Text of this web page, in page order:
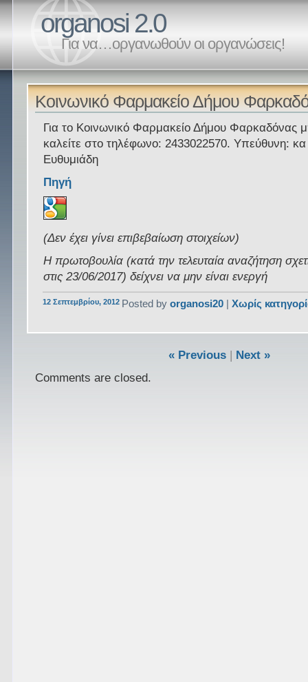
organosi 2.0
Για να…οργανωθούν οι οργανώσεις!
Κοινωνικό Φαρμακείο Δήμου
Για το Κοινωνικό Φαρμακείο Δήμου Φαρκαδόνας
καλείτε στο τηλέφωνο: 2433022570. Υπεύθυνη:
Ευθυμιάδη
Πηγή
(Δεν έχει γίνει επιβεβαίωση στοιχείων)
Η πρωτοβουλία (κατά την τελευταία αναζήτηση
στις 23/06/2017) δείχνει να μην είναι ενεργή
12 Σεπτεμβρίου, 2012 Posted byorganosi20 |Χωρίς
« Previous|
Next »
Comments are closed.